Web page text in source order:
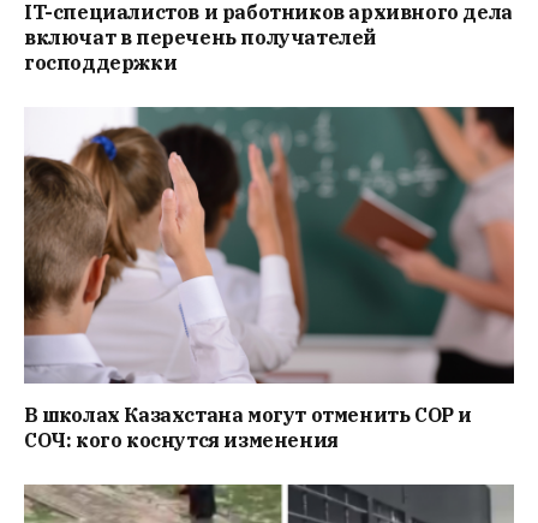
IT-специалистов и работников архивного дела
включат в перечень получателей
господдержки
В школах Казахстана могут отменить СОР и
СОЧ: кого коснутся изменения